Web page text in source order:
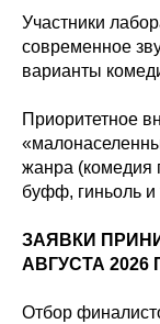
Участники
современное
варианты
Приоритетное
жанра (комедия
буфф, гиньоль и
ЗАЯВКИ
АВГУСТА 2026
Отбор